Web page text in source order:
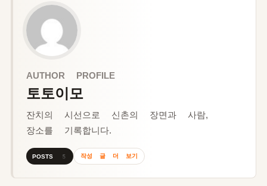
AUTHOR PROFILE
토토이모
잔치의 시선으로 신촌의 장면과 사람,
장소를 기록합니다.
POSTS 5 작성 글 더 보기